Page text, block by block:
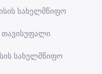
სახელმწიფო
თავისუფალი
სახელმწიფო